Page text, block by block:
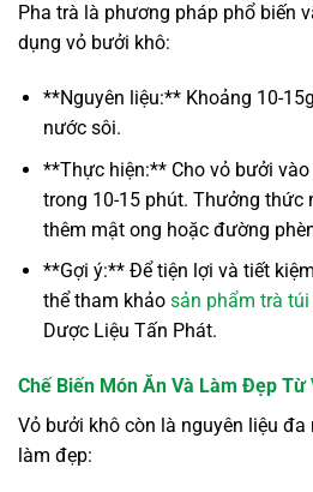
Pha trà là phương pháp phổ biến
dụng vỏ bưởi khô:
**Nguyên liệu:** Khoảng 10-
nước sôi.
**Thực hiện:** Cho vỏ bưởi
trong 10-15 phút. Thưởng thức
thêm mật ong hoặc đường
**Gợi ý:** Để tiện lợi và tiết
thể tham khảo sản phẩm trà
Dược Liệu Tấn Phát.
Chế Biến Món Ăn Và Làm Đẹp Từ
Vỏ bưởi khô còn là nguyên liệu
làm đẹp: